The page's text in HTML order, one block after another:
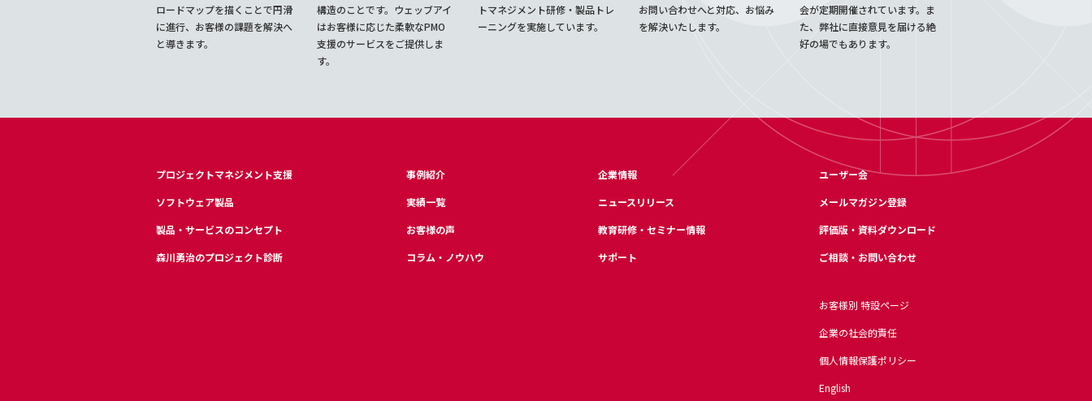
ロードマップを描くことで円滑
に進行、お客様の課題を解決へ
と導きます。
構造のことです。ウェッブアイ
はお客様に応じた柔軟なPMO
支援のサービスをご提供しま
す。
トマネジメント研修・製品トレ
ーニングを実施しています。
お問い合わせへと対応、お悩み
を解決いたします。
会が定期開催されています。ま
た、弊社に直接意見を届ける絶
好の場でもあります。
プロジェクトマネジメント支援
ソフトウェア製品
製品・サービスのコンセプト
森川勇治のプロジェクト診断
事例紹介
実績一覧
お客様の声
コラム・ノウハウ
企業情報
ニュースリリース
教育研修・セミナー情報
サポート
ユーザー会
メールマガジン登録
評価版・資料ダウンロード
ご相談・お問い合わせ
お客様別 特設ページ
企業の社会的責任
個人情報保護ポリシー
English